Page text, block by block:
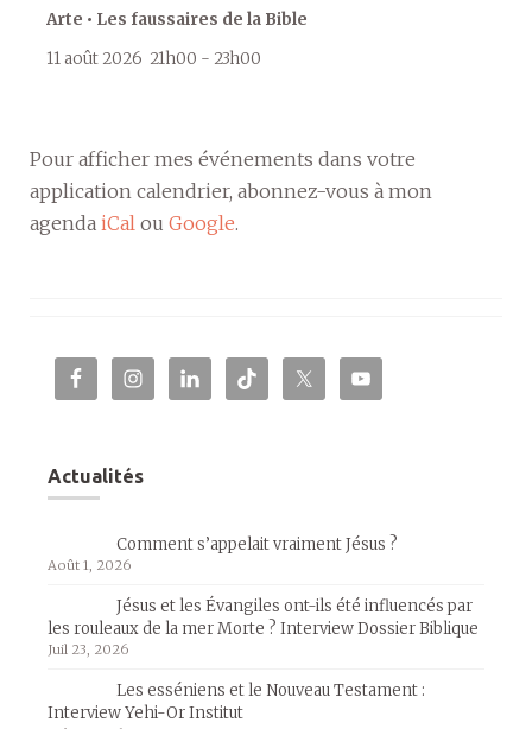
Arte • Les faussaires de la Bible
11 août 2026 21h00 - 23h00
Pour afficher mes événements dans votre
application calendrier, abonnez-vous à mon
agenda iCal ou Google.
Actualités
Comment s’appelait vraiment Jésus ?
Août 1, 2026
Jésus et les Évangiles ont-ils été influencés par
les rouleaux de la mer Morte ? Interview Dossier Biblique
Juil 23, 2026
Les esséniens et le Nouveau Testament :
Interview Yehi-Or Institut